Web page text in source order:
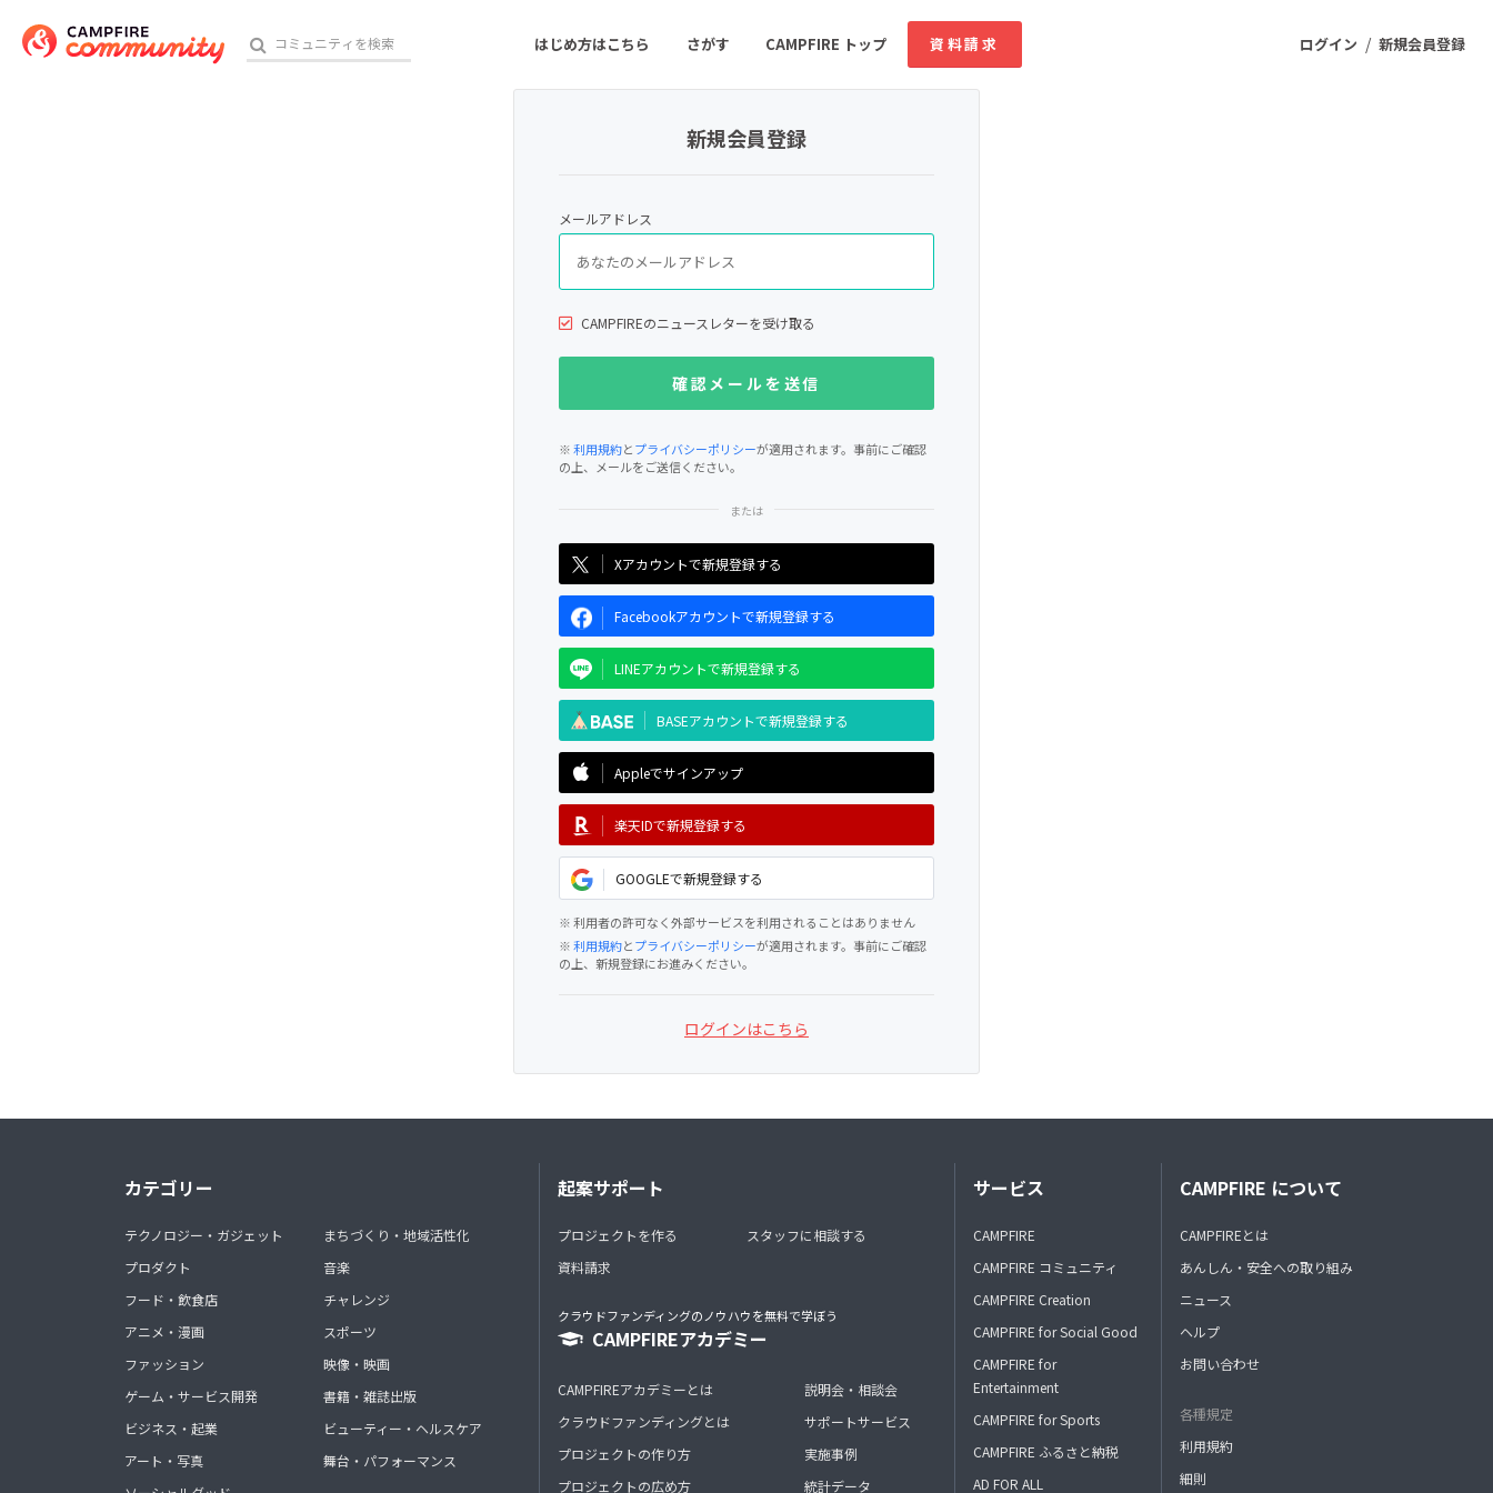
ログイン / 新規会員登録
はじめ方はこちら さがす CAMPFIRE トップ 資料請求
ゲーム・サービス開発
書籍・雑誌出版 アニメ・漫画
ソーシャルグッド ビューティー・ヘルスケア
新規会員登録
メールアドレス
CAMPFIREのニュースレターを受け取る
※利用規約とプライバシーポリシーが適用されます。事前にご確認
の上、メールをご送信ください。
Xアカウントで新規登録する
Facebookアカウントで新規登録する
LINEアカウントで新規登録する
BASEアカウントで新規登録する
Appleでサインアップ
楽天IDで新規登録する
GOOGLEで新規登録する
※ 利用者の許可なく外部サービスを利用されることはありません
※利用規約とプライバシーポリシーが適用されます。事前にご確認
の上、新規登録にお進みください。
ログインはこちら
カテゴリー
テクノロジー・ガジェット
プロダクト
フード・飲食店
アニメ・漫画
ファッション
ゲーム・サービス開発
ビジネス・起業
アート・写真
まちづくり・地域活性化
音楽
チャレンジ
スポーツ
映像・映画
書籍・雑誌出版
ビューティー・ヘルスケア
舞台・パフォーマンス
起案サポート
プロジェクトを作る
資料請求
スタッフに相談する
クラウドファンディングのノウハウを無料で学ぼう
CAMPFIREアカデミー
CAMPFIREアカデミーとは
クラウドファンディングとは
プロジェクトの作り方
プロジェクトの広め方
説明会・相談会
サポートサービス
実施事例
統計データ
サービス
CAMPFIRE
CAMPFIRE コミュニティ
CAMPFIRE Creation
CAMPFIRE for Social Good
CAMPFIRE for
Entertainment
CAMPFIRE for Sports
CAMPFIRE ふるさと納税
AD FOR ALL
CAMPFIRE について
CAMPFIREとは
あんしん・安全への取り組み
ニュース
ヘルプ
お問い合わせ
各種規定
利用規約
細則